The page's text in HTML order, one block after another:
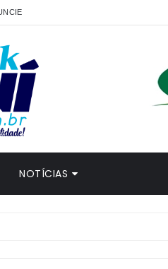
NOTÍCIAS